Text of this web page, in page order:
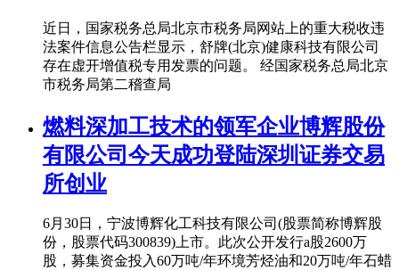
近日，国家税务总局北京市税务局网站上的重大税收违
法案件信息公告栏显示，舒牌(北京)健康科技有限公司
存在虚开增值税专用发票的问题。 经国家税务总局北京
市税务局第二稽查局
燃料深加工技术的领军企业博辉股份
有限公司今天成功登陆深圳证券交易
所创业
6月30日，宁波博辉化工科技有限公司(股票简称博辉股
份，股票代码300839)上市。此次公开发行a股2600万
股，募集资金投入60万吨/年环境芳烃油和20万吨/年石蜡